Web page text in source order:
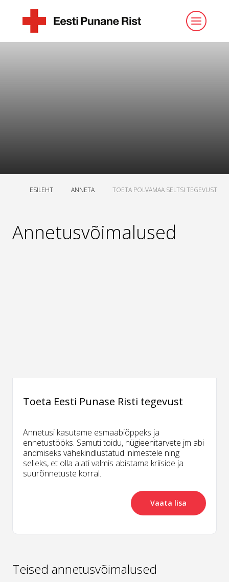
ESILEHT ANNETA TOETA POLVAMAA SELTSI TEGEVUST
Annetusvõimalused
Toeta Eesti Punase Risti tegevust
Annetusi kasutame esmaabiõppeks ja
ennetustööks. Samuti toidu, hügieenitarvete jm abi
andmiseks vähekindlustatud inimestele ning
selleks, et olla alati valmis abistama kriiside ja
suurõnnetuste korral.
Vaata lisa
Teised annetusvõimalused